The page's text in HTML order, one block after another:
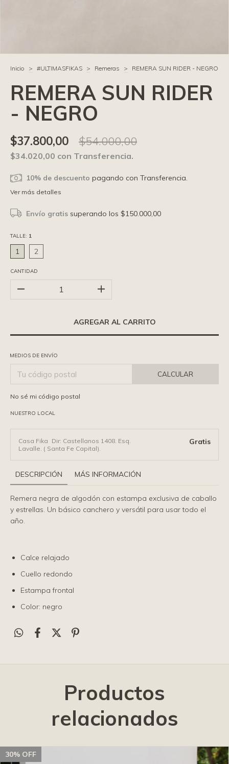
Inicio > #ULTIMASFIKAS > Remeras > REMERA SUN RIDER - NEGRO
REMERA SUN RIDER
- NEGRO
$37.800,00 $54.000,00
$34.020,00 con Transferencia.
10% de descuento pagando con Transferencia.
Ver más detalles
Envío gratis superando los$150.000,00
TALLE: 1
1 2
CANTIDAD
MEDIOS DE ENVÍO
CALCULAR
No sé mi código postal
NUESTRO LOCAL
Casa Fika Dir: Castellanos 1408. Esq.
Lavalle. ( Santa Fe Capital).
Gratis
DESCRIPCIÓN MÁS INFORMACIÓN
Remera negra de algodón con estampa exclusiva de caballo
y estrellas. Un básico canchero y versátil para usar todo el
año.
Calce relajado
Cuello redondo
Estampa frontal
Color: negro
Productos
relacionados
30% OFF